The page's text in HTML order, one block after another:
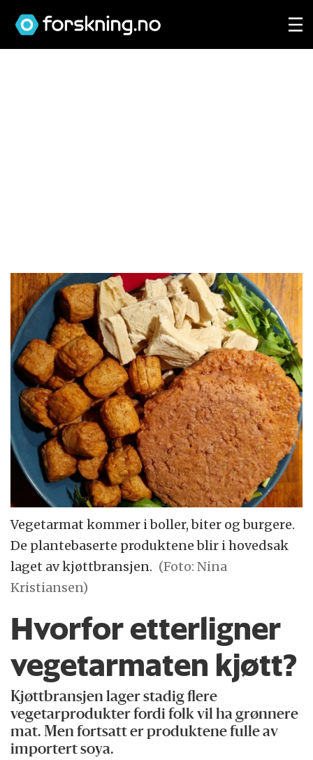
Vegetarmat kommer i boller, biter og burgere.
De plantebaserte produktene blir i hovedsak
laget av kjøttbransjen. (Foto: Nina
Kristiansen)
Hvorfor etterligner
vegetar­maten kjøtt?
Kjøttbransjen lager stadig flere
vegetarprodukter fordi folk vil ha grønnere
mat. Men fortsatt er produktene fulle av
importert soya.